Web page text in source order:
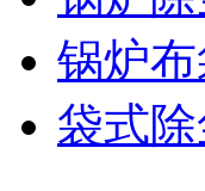
锅炉
袋式